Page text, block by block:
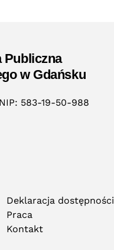
Publiczna
w Gdańsku
NIP: 583-19-50-988
Deklaracja dostępności
Praca
Kontakt